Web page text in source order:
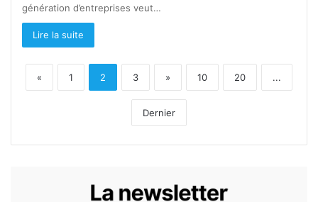
génération d’entreprises veut…
Lire la suite
« 1 2 3 » 10 20 ...
Dernier